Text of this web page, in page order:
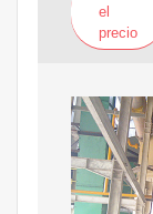
el
precio